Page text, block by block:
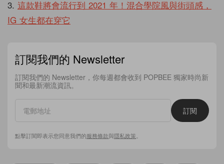
3. 這款鞋將會流行到 2021 年！混合學院風與街頭感，
IG 女生都在穿它
訂閱我們的 Newsletter
訂閱我們的 Newsletter，你每週都會收到 POPBEE 獨家時尚新
聞和最新潮流資訊。
訂閱
點擊訂閱即表示您同意我們的服務條款與隱私政策